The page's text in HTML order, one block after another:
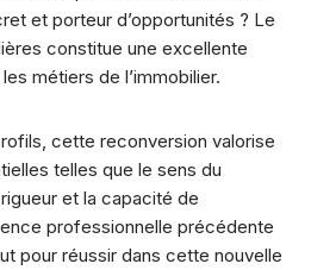
et porteur d’opportunités ? Le
constitue une excellente
métiers de l’immobilier.
cette reconversion valorise
telles que le sens du
et la capacité de
professionnelle précédente
pour réussir dans cette nouvelle